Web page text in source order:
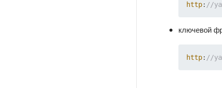
http: //
ключевой
http: //